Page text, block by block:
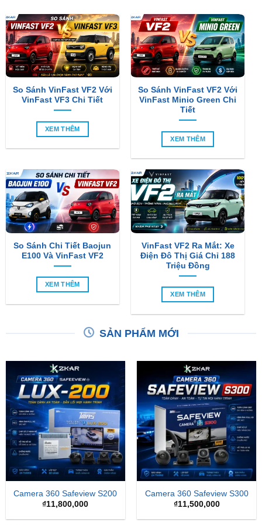
So Sánh VinFast VF2 Với
VinFast VF3 Chi Tiết
XEM THÊM
So Sánh VinFast VF2 Với
VinFast Minio Green Chi
Tiết
XEM THÊM
So Sánh Chi Tiết Baojun
E100 Và VinFast VF2
XEM THÊM
VinFast VF2 Ra Mắt: Xe
Điện Đô Thị Giá Chỉ 188
Triệu Đồng
XEM THÊM
SẢN PHẨM MỚI
Camera 360 Safeview S200
₫11,800,000
Camera 360 Safeview S300
₫11,500,000